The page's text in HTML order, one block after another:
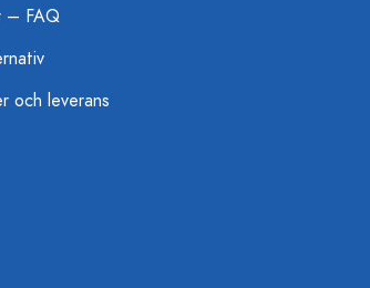
– FAQ
och leverans